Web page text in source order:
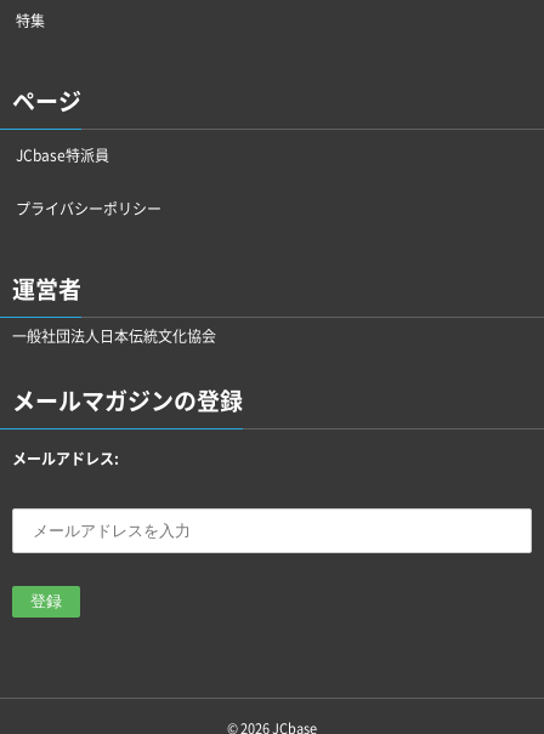
特集
ページ
JCbase特派員
プライバシーポリシー
運営者
一般社団法人日本伝統文化協会
メールマガジンの登録
メールアドレス:
© 2026JCbase